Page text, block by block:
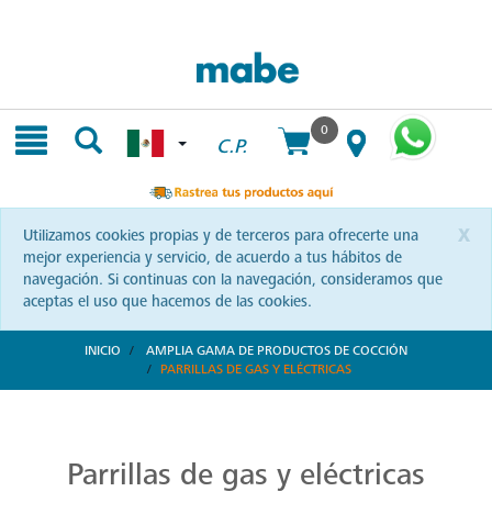
C.P.
0
x
Utilizamos cookies propias y de terceros para ofrecerte una
mejor experiencia y servicio, de acuerdo a tus hábitos de
navegación. Si continuas con la navegación, consideramos que
aceptas el uso que hacemos de las cookies.
INICIO
AMPLIA GAMA DE PRODUCTOS DE COCCIÓN
PARRILLAS DE GAS Y ELÉCTRICAS
Parrillas de gas y eléctricas